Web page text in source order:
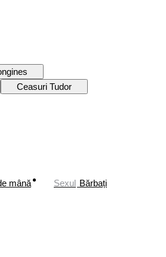
Ceasuri Tudor
mână Sexul Bărbați